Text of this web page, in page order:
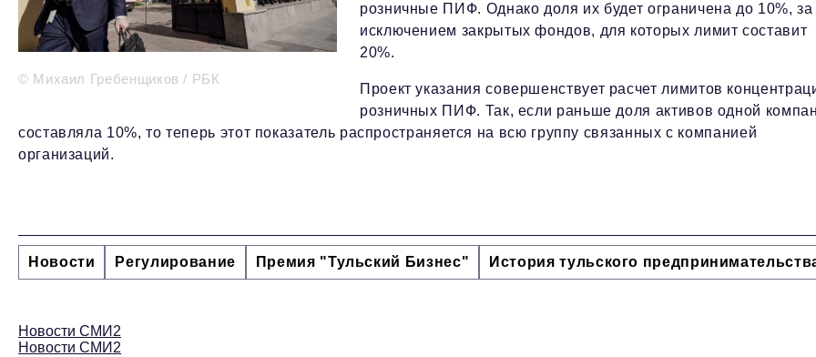
© Михаил Гребенщиков / РБК
розничные ПИФ. Однако доля их будет ограничена до 10%, за
исключением закрытых фондов, для которых лимит составит
20%.
Проект указания совершенствует расчет лимитов
розничных ПИФ. Так, если раньше доля активов одной
составляла 10%, то теперь этот показатель распространяется на всю группу связанных с компанией
организаций.
Новости Регулирование Премия "Тульский Бизнес" История тульского
Новости СМИ2
Новости СМИ2